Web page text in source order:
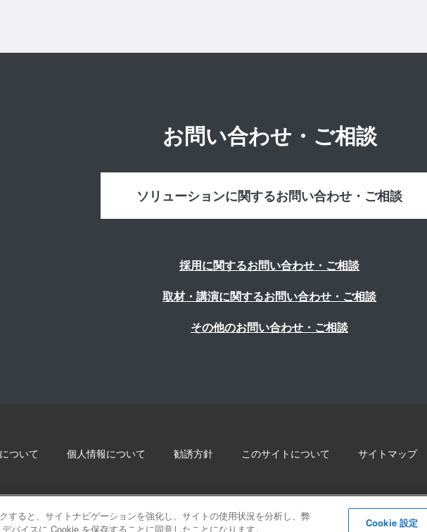
お問い合わせ・ご相談
ソリューションに関するお問い合わせ・ご相談
採用に関するお問い合わせ・ご相談
取材・講演に関するお問い合わせ・ご相談
その他のお問い合わせ・ご相談
ついて 個人情報について 勧誘方針 このサイトについて サイトマップ
© 2022 Blue innovation Co.,Ltd. All Rights Reserved
すると、サイトナビゲーションを強化し、サイトの使用状況を分析し、弊
バイスに Cookie を保存することに同意したことになります。
Cookie 設定